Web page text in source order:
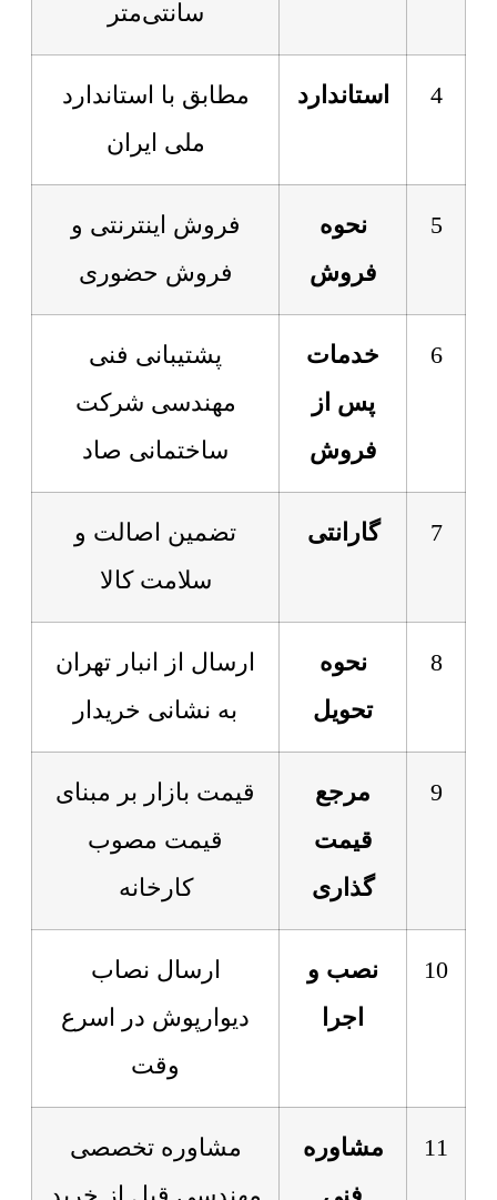
سانتی‌متر
4 استاندارد
مطابق با استاندارد
ملی ایران
5
نحوه
فروش
فروش اینترنتی و
فروش حضوری
6
خدمات
پس از
فروش
پشتیبانی فنی
مهندسی شرکت
ساختمانی صاد
7 گارانتی
تضمین اصالت و
سلامت کالا
8
نحوه
تحویل
ارسال از انبار تهران
به نشانی خریدار
9
مرجع
قیمت
گذاری
قیمت بازار بر مبنای
قیمت مصوب
کارخانه
10
نصب و
اجرا
ارسال نصاب
دیوارپوش در اسرع
وقت
11
مشاوره
مشاوره تخصصی